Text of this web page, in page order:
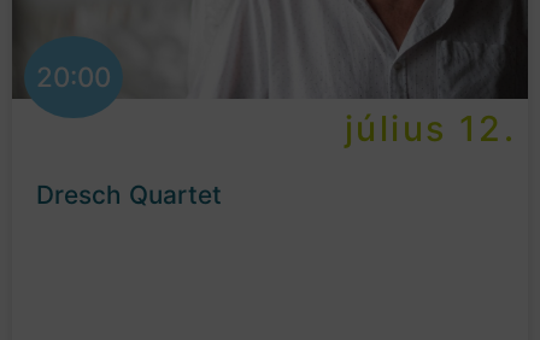
20:00
július 12.
Dresch Quartet